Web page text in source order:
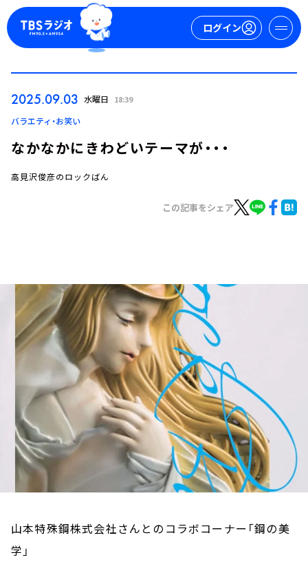
ログイン
ログイン
トピックス
TBS Podcast
お知らせ
イベント・グッズ
YouTube
会社情報
2025.09.03 水曜日 18:39
バラエティ・お笑い
なかなかにきわどいテーマが・・・
高見沢俊彦のロックばん
この記事をシェア
山本特殊鋼株式会社さんとのコラボコーナー「鋼の美
学」